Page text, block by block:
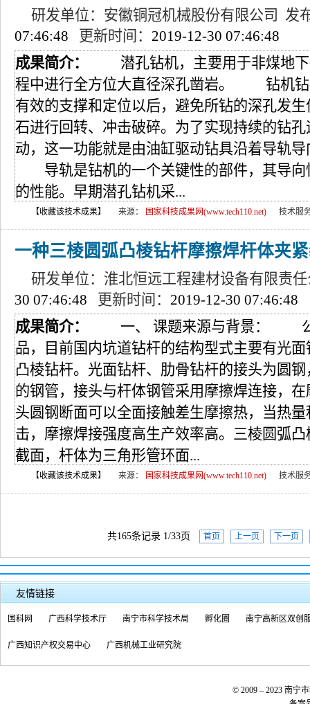
研发单位：安徽铜冠机械股份有限公司 发
07:46:48
更新时间： 2019-12-30 07:46:48
成果简介：
潜孔钻机，主要用于非煤地下
程中进行全方位大直径深孔凿岩。 钻机钻
有效的支撑和定位以后，避免所钻的深孔发
石进行回转、冲击破碎。为了实现持续的钻
动，这一功能就是由油缸驱动钻具沿着导轨
导轨是钻机的一个关键性的部件，其导向
的性能。早期潜孔钻机采...
【收藏该技术成果】 来源： 国家科技成果网(www.tech110.net) 技术服
一种三棱圆弧凸棱钻杆摩擦焊杆体夹
研发单位：淮北恒远工程建材设备有限责
30 07:46:48
更新时间： 2019-12-30 07:46:48
成果简介：
一、 课题来源与背景： 公
品，目前国内坑道钻杆的结构型式主要有光
凸棱钻杆。光面钻杆、肋骨钻杆的接头为圆
的钢管，接头与杆体钢管采用摩擦焊连接，
头圆钢断面可以全面接触差生摩擦热，当热
击，摩擦焊接强度高生产效率高。三棱圆弧
截面，杆体为三角形管环面...
【收藏该技术成果】 来源： 国家科技成果网(www.tech110.net) 技术服
共165条记录 1/33页 首页 上一页 下一页
友情链接
国科网 广西科学技术厅 南宁市科学技术局 孵化圈 南宁高新区双创
广西知识产权交易中心 广西机械工业研究院
© 2009 – 2023 南宁